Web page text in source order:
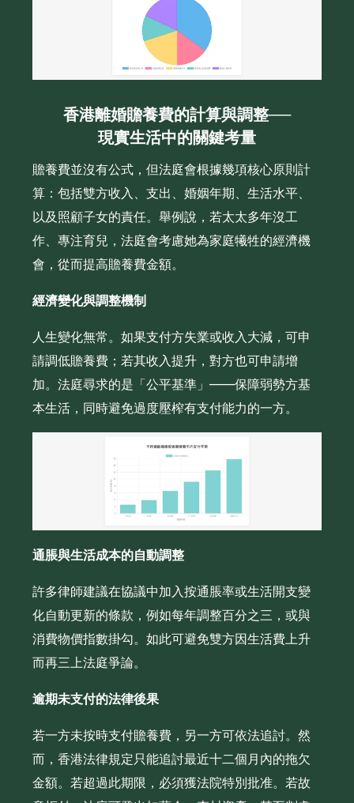
香港離婚贍養費的計算與調整──
現實生活中的關鍵考量
贍養費並沒有公式，但法庭會根據幾項核心原則計
算：包括雙方收入、支出、婚姻年期、生活水平、
以及照顧子女的責任。舉例說，若太太多年沒工
作、專注育兒，法庭會考慮她為家庭犧牲的經濟機
會，從而提高贍養費金額。
經濟變化與調整機制
人生變化無常。如果支付方失業或收入大減，可申
請調低贍養費；若其收入提升，對方也可申請增
加。法庭尋求的是「公平基準」——保障弱勢方基
本生活，同時避免過度壓榨有支付能力的一方。
通脹與生活成本的自動調整
許多律師建議在協議中加入按通脹率或生活開支變
化自動更新的條款，例如每年調整百分之三，或與
消費物價指數掛勾。如此可避免雙方因生活費上升
而再三上法庭爭論。
逾期未支付的法律後果
若一方未按時支付贍養費，另一方可依法追討。然
而，香港法律規定只能追討最近十二個月內的拖欠
金額。若超過此期限，必須獲法院特別批准。若故